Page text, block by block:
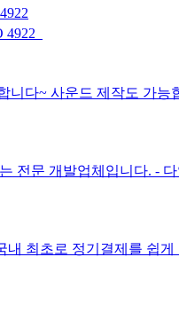
4922
니다~ 사운드 제작도 가
전문 개발업체입니다. -
최초로 정기결제를 쉽